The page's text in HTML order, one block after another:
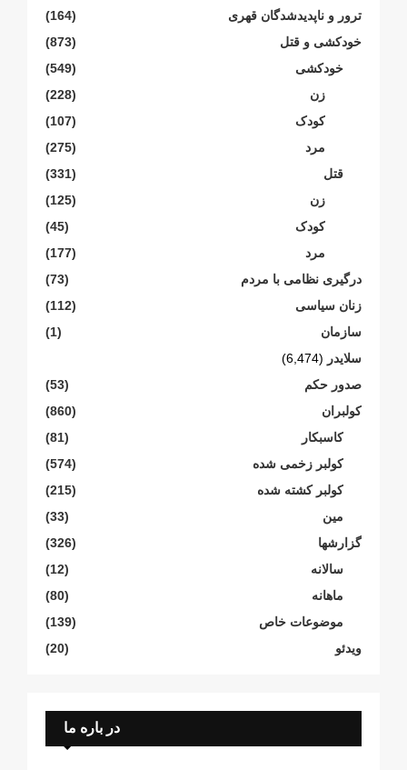
ترور و ناپدیدشدگان قهری
(164)
خودکشی و قتل
(873)
خودکشی
(549)
زن
(228)
کودک
(107)
مرد
(275)
قتل
(331)
زن
(125)
کودک
(45)
مرد
(177)
درگیری نظامی با مردم
(73)
زنان سیاسی
(112)
سازمان
(1)
سلایدر (6,474)
صدور حکم
(53)
کولبران
(860)
کاسبکار
(81)
کولبر زخمی شدە
(574)
کولبر کشتە شدە
(215)
مین
(33)
گزارشها
(326)
سالانە
(12)
ماهانە
(80)
موضوعات خاص
(139)
ویدئو
(20)
در باره ما